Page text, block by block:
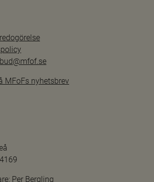
MFoFs nyhetsbrev
Per Bergling